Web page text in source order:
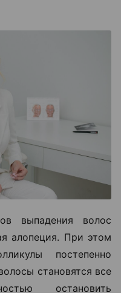
выпадения волос
алопеция. При этом
постепенно
становятся все
остановить